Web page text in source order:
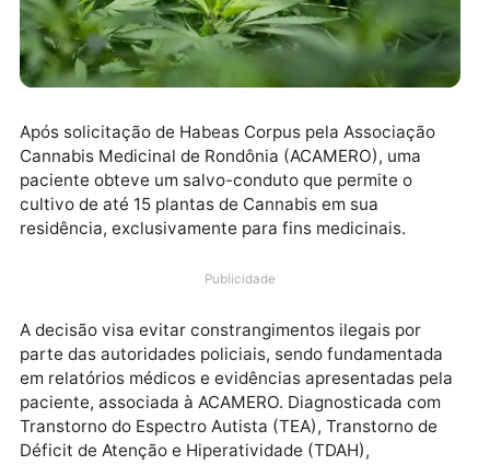
Após solicitação de Habeas Corpus pela Associação
paciente obteve um salvo-conduto que permite o
residência, exclusivamente para fins medicinais.
Publicidade
A decisão visa evitar constrangimentos ilegais por